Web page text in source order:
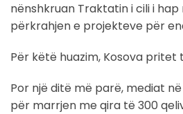
nënshkruan Traktatin i cili i
përkrahjen e projekteve për
Për këtë huazim, Kosova pritet
Por një ditë më parë, mediat
për marrjen me qira të 300